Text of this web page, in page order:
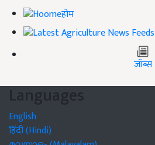
होम
जॉब्स
Languages
English
हिंदी (Hindi)